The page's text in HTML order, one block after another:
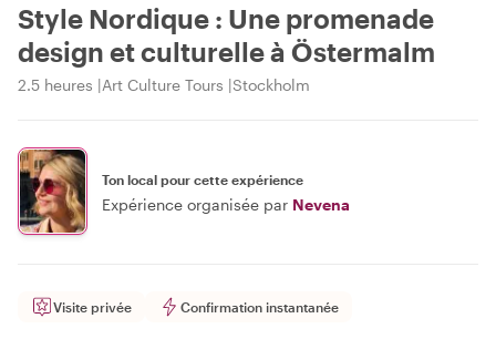
Style Nordique : Une promenade
design et culturelle à Östermalm
2.5 heures Art Culture Tours Stockholm
Ton local pour cette expérience
Expérience organisée par Nevena
Visite privée Confirmation instantanée